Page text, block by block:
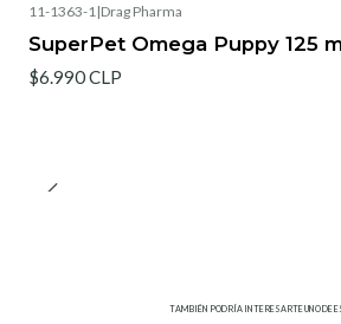
11-1363-1|Drag Pharma
SuperPet Omega Puppy 125
$6.990 CLP
TAMBIÉN PODRÍA INTERESARTE UNO DE